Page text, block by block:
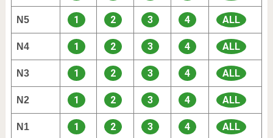
N5 1 2 3 4 ALL
N4 1 2 3 4 ALL
N3 1 2 3 4 ALL
N2 1 2 3 4 ALL
N1 1 2 3 4 ALL